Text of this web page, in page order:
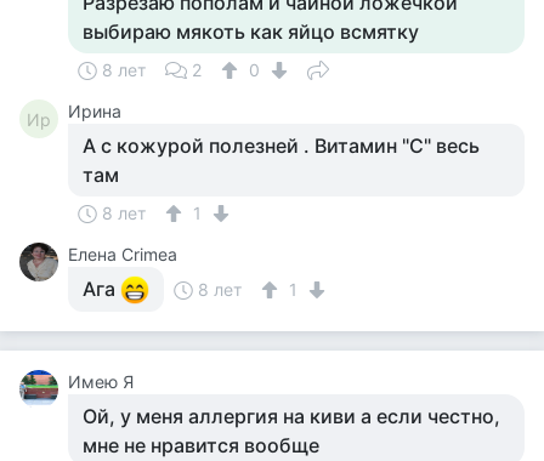
выбираю мякоть как яйцо всмятку
8 лет 2 0
Ир Ирина
А с кожурой полезней . Витамин "С" весь
там
8 лет
1
Елена Crimea
Ага 8 лет 1
Имею Я
Ой, у меня аллергия на киви а если честно,
мне не нравится вообще